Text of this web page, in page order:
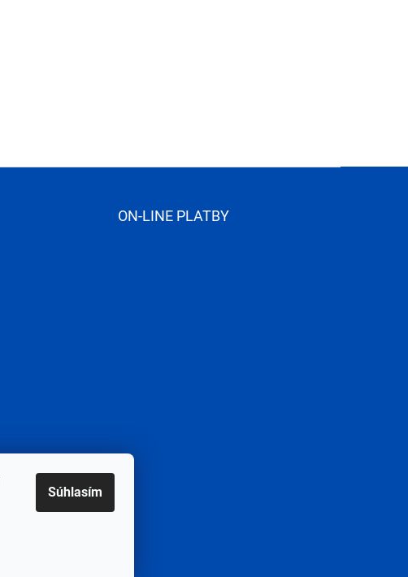
Súhlasím
ON-LINE PLATBY